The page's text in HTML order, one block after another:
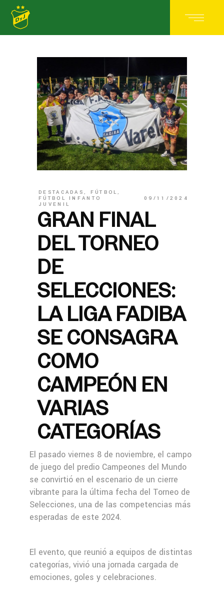
DESTACADAS , FÚTBOL ,
FÚTBOL INFANTO
JUVENIL
09/11/2024
GRAN FINAL
DEL TORNEO
DE
SELECCIONES:
LA LIGA FADIBA
SE CONSAGRA
COMO
CAMPEÓN EN
VARIAS
CATEGORÍAS
El pasado viernes 8 de noviembre, el campo
de juego del predio Campeones del Mundo
se convirtió en el escenario de un cierre
vibrante para la última fecha del Torneo de
Selecciones, una de las competencias más
esperadas de este 2024.
El evento, que reunió a equipos de distintas
categorías, vivió una jornada cargada de
emociones, goles y celebraciones.